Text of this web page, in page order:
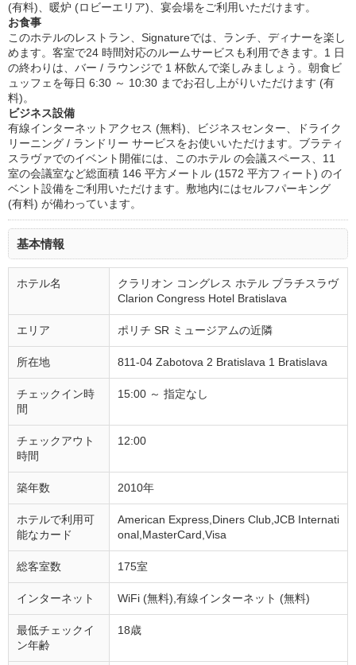
(有料)、暖炉 (ロビーエリア)、宴会場をご利用いただけます。
お食事
このホテルのレストラン、Signatureでは、ランチ、ディナーを楽し
めます。客室で24 時間対応のルームサービスも利用できます。1 日
の終わりは、バー / ラウンジで 1 杯飲んで楽しみましょう。朝食ビ
ュッフェを毎日 6:30 ～ 10:30 までお召し上がりいただけます (有
料)。
ビジネス設備
有線インターネットアクセス (無料)、ビジネスセンター、ドライク
リーニング / ランドリー サービスをお使いいただけます。ブラティ
スラヴァでのイベント開催には、このホテル の会議スペース、11
室の会議室など総面積 146 平方メートル (1572 平方フィート) のイ
ベント設備をご利用いただけます。敷地内にはセルフパーキング
(有料) が備わっています。
基本情報
ホテル名
クラリオン コングレス ホテル ブラチスラヴ
Clarion Congress Hotel Bratislava
エリア ポリチ SR ミュージアムの近隣
所在地 811-04 Zabotova 2 Bratislava 1 Bratislava
チェックイン時
間
15:00 ～ 指定なし
チェックアウト
時間
12:00
築年数 2010年
ホテルで利用可
能なカード
American Express,Diners Club,JCB Internati
onal,MasterCard,Visa
総客室数 175室
インターネット WiFi (無料),有線インターネット (無料)
最低チェックイ
ン年齢
18歳